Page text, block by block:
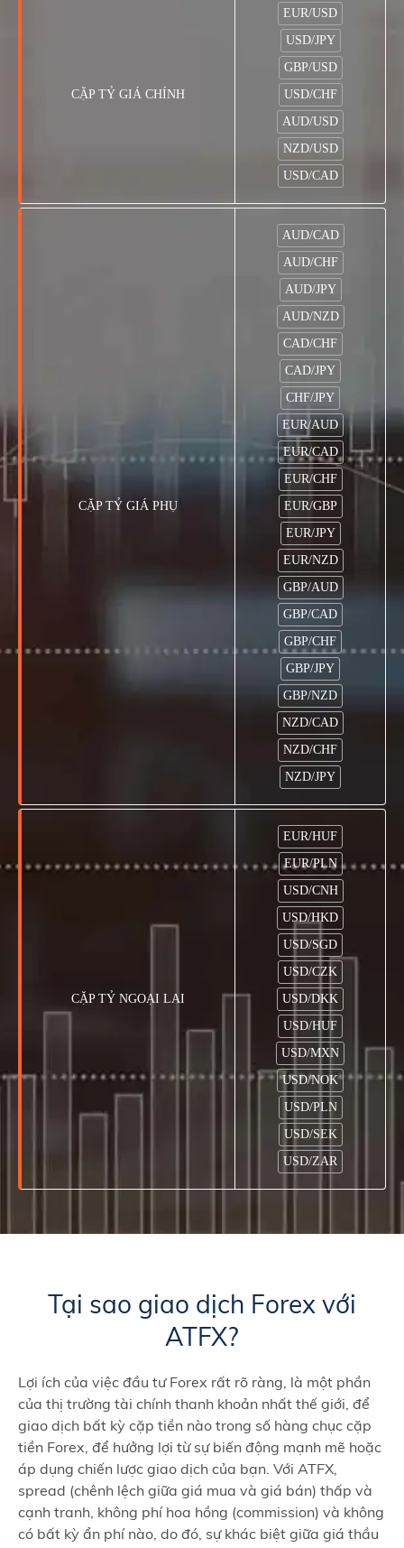
CẶP TỶ GIÁ CHÍNH
EUR/USD
USD/JPY
GBP/USD
USD/CHF
AUD/USD
NZD/USD
USD/CAD
CẶP TỶ GIÁ PHỤ
AUD/CAD
AUD/CHF
AUD/JPY
AUD/NZD
CAD/CHF
CAD/JPY
CHF/JPY
EUR/AUD
EUR/CAD
EUR/CHF
EUR/GBP
EUR/JPY
EUR/NZD
GBP/AUD
GBP/CAD
GBP/CHF
GBP/JPY
GBP/NZD
NZD/CAD
NZD/CHF
NZD/JPY
CẶP TỶ NGOẠI LAI
EUR/HUF
EUR/PLN
USD/CNH
USD/HKD
USD/SGD
USD/CZK
USD/DKK
USD/HUF
USD/MXN
USD/NOK
USD/PLN
USD/SEK
USD/ZAR
Tại sao giao dịch Forex với
ATFX?
Lợi ích của việc đầu tư Forex rất rõ ràng, là một phần
của thị trường tài chính thanh khoản nhất thế giới, để
giao dịch bất kỳ cặp tiền nào trong số hàng chục cặp
tiền Forex, để hưởng lợi từ sự biến động mạnh mẽ hoặc
áp dụng chiến lược giao dịch của bạn. Với ATFX,
spread (chênh lệch giữa giá mua và giá bán) thấp và
cạnh tranh, không phí hoa hồng (commission) và không
có bất kỳ ẩn phí nào, do đó, sự khác biệt giữa giá thầu